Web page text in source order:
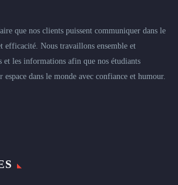
que nos clients puissent communiquer dans le
efficacité. Nous travaillons ensemble et
et les informations afin que nos étudiants
dans le monde avec confiance et humour.